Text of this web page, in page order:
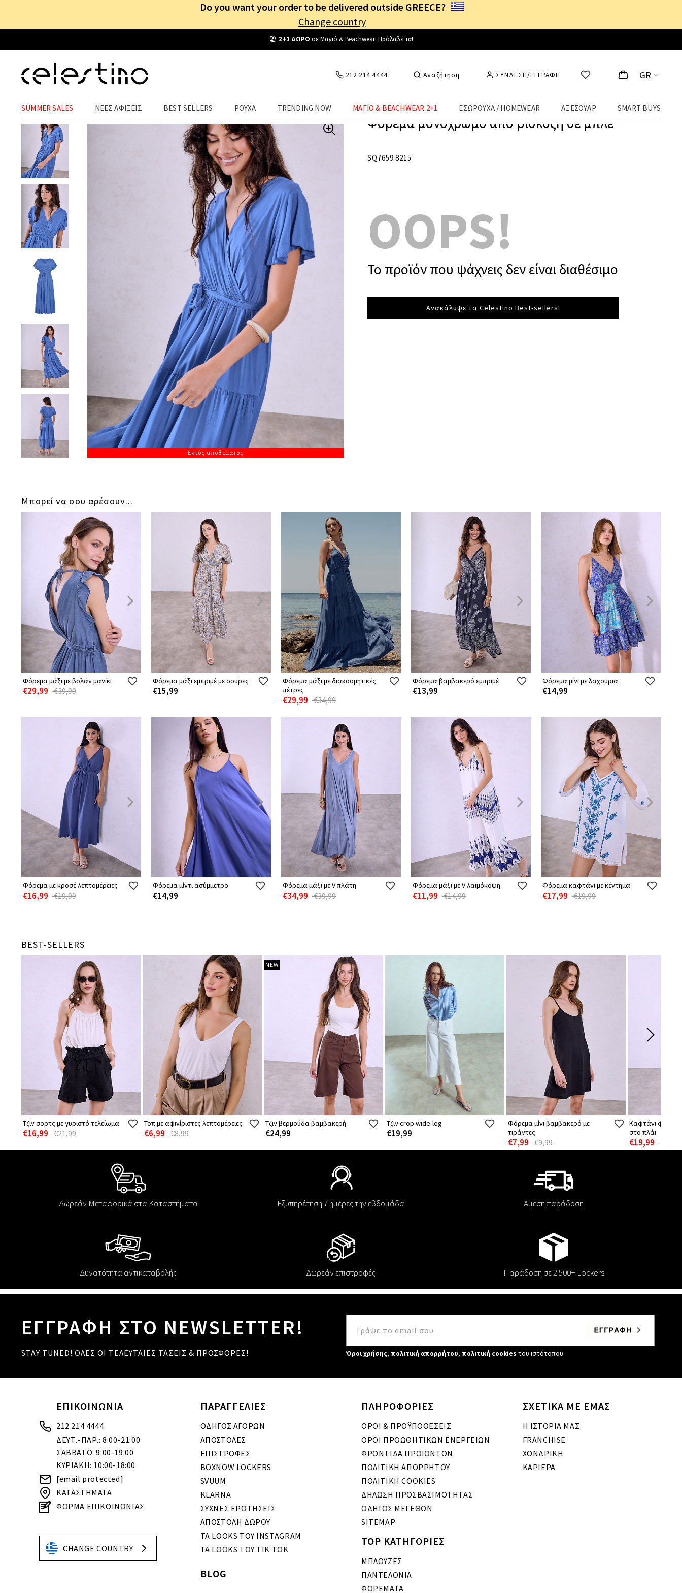
Do you want your order to be delivered outside GREECE?
Change country
Δωρεάν Μεταφορικά από25€! Συνδέσου κι επωφελήσου
212 214 4444 Αναζήτηση ΣΥΝΔΕΣΗ/ΕΓΓΡΑΦΗ GR
SUMMER SALES ΝΕΕΣ ΑΦΙΞΕΙΣ BEST SELLERS ΡΟΥΧΑ TRENDING NOW ΜΑΓΙΟ & BEACHWEAR 2+1 ΕΣΩΡΟΥΧΑ / HOMEWEAR ΑΞΕΣΟΥΑΡ SMART BUYS
Εκτός αποθέματος
Φόρεμα μονόχρωμο απο βισκόζη σε μπλε
SQ7659.8215
OOPS!
Το προϊόν που ψάχνεις δεν είναι διαθέσιμο
Ανακάλυψε τα Celestino Best-sellers!
Μπορεί να σου αρέσουν...
Φόρεμα μάξι με βολάν μανίκι
€29,99 €39,99
Φόρεμα μάξι εμπριμέ με σούρες
€15,99
Φόρεμα μάξι με διακοσμητικές
πέτρες
€29,99 €34,99
Φόρεμα βαμβακερό εμπριμέ
€13,99
Φόρεμα μίνι με λαχούρια
€14,99
Φόρεμα με κροσέ λεπτομέρειες
€16,99 €19,99
Φόρεμα μίντι ασύμμετρο
€14,99
Φόρεμα μάξι με V πλάτη
€34,99 €39,99
Φόρεμα μάξι με V λαιμόκοψη
€11,99 €14,99
Φόρεμα καφτάνι με κέντημα
€17,99 €19,99
BEST-SELLERS
Τζιν σορτς με γυριστό τελείωμα
€16,99 €21,99
Τοπ με αφινίριστες λεπτομέρειες
€6,99 €8,99
NEW
Τζιν βερμούδα βαμβακερή
€24,99
Τζιν crop wide-leg
€19,99
Φόρεμα μίνι βαμβακερό με
τιράντες
€7,99 €9,99
Καφτάνι
στο πλάι
€19,99 €24,99
Δωρεάν Μεταφορικά στα Καταστήματα Εξυπηρέτηση 7 ημέρες την εβδομάδα Άμεση παράδοση
Δυνατότητα αντικαταβολής Δωρεάν επιστροφές Παράδοση σε 2.500+ Lockers
ΕΓΓΡΑΦΗ ΣΤΟ NEWSLETTER!
STAY TUNED! ΟΛΕΣ ΟΙ ΤΕΛΕΥΤΑΙΕΣ ΤΑΣΕΙΣ & ΠΡΟΣΦΟΡΕΣ! Όροι χρήσης, πολιτική απορρήτου, πολιτική cookies του ιστότοπου
ΕΠΙΚΟΙΝΩΝΙΑ
212 214 4444
ΔΕΥΤ.-ΠΑΡ.: 8:00-21:00
ΣΑΒΒΑΤΟ: 9:00-19:00
ΚΥΡΙΑΚΗ: 10:00-18:00
[email protected]
ΚΑΤΑΣΤΗΜΑΤΑ
ΦΟΡΜΑ ΕΠΙΚΟΙΝΩΝΙΑΣ
ΠΑΡΑΓΓΕΛΙΕΣ
ΟΔΗΓΟΣ ΑΓΟΡΩΝ
ΑΠΟΣΤΟΛΕΣ
ΕΠΙΣΤΡΟΦΕΣ
BOXNOW LOCKERS
SVUUM
KLARNA
ΣΥΧΝΕΣ ΕΡΩΤΗΣΕΙΣ
ΑΠΟΣΤΟΛΗ ΔΩΡΟΥ
ΤΑ LOOKS ΤΟΥ INSTAGRAM
ΤΑ LOOKS ΤΟΥ TIK TOK
ΠΛΗΡΟΦΟΡΙΕΣ
ΟΡΟΙ & ΠΡΟΫΠΟΘΕΣΕΙΣ
ΟΡΟΙ ΠΡΟΩΘΗΤΙΚΩΝ ΕΝΕΡΓΕΙΩΝ
ΦΡΟΝΤΙΔΑ ΠΡΟΪΟΝΤΩΝ
ΠΟΛΙΤΙΚΗ ΑΠΟΡΡΗΤΟΥ
ΠΟΛΙΤΙΚΗ COOKIES
ΔΗΛΩΣΗ ΠΡΟΣΒΑΣΙΜΟΤΗΤΑΣ
ΟΔΗΓΟΣ ΜΕΓΕΘΩΝ
SITEMAP
ΣΧΕΤΙΚΑ ΜΕ ΕΜΑΣ
Η ΙΣΤΟΡΙΑ ΜΑΣ
FRANCHISE
ΧΟΝΔΡΙΚΗ
ΚΑΡΙΕΡΑ
CHANGE COUNTRY
TOP ΚΑΤΗΓΟΡΙΕΣ
ΜΠΛΟΥΖΕΣ
ΠΑΝΤΕΛΟΝΙΑ
ΦΟΡΕΜΑΤΑ
BLOG